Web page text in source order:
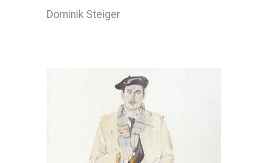
Dominik Steiger